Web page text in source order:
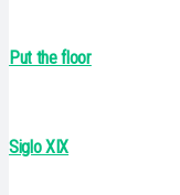
Put the floor
Siglo XIX